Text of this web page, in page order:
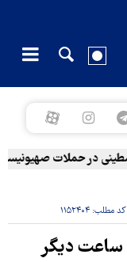
کد مطلب:۱۱۵۲۴۰۴
ترامپ: تفاهم نامه با ایران تا ۴۸ ساعت دیگر